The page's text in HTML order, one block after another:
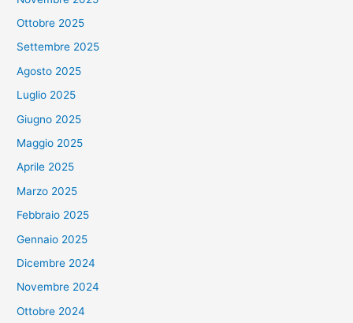
Ottobre 2025
Settembre 2025
Agosto 2025
Luglio 2025
Giugno 2025
Maggio 2025
Aprile 2025
Marzo 2025
Febbraio 2025
Gennaio 2025
Dicembre 2024
Novembre 2024
Ottobre 2024